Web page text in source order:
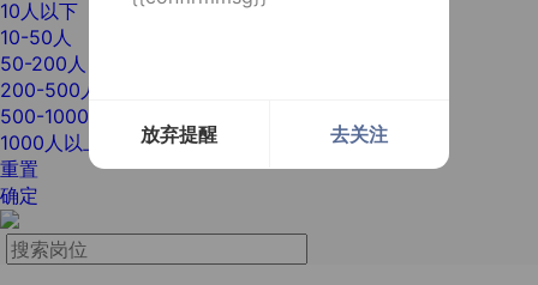
放弃提醒 去关注
10人以下
10-50人
50-200人
200-500人
500-1000人
1000人以上
重置
确定